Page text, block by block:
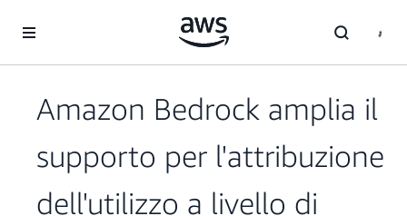
Amazon Bedrock amplia il
supporto per l'attribuzione
dell'utilizzo a livello di